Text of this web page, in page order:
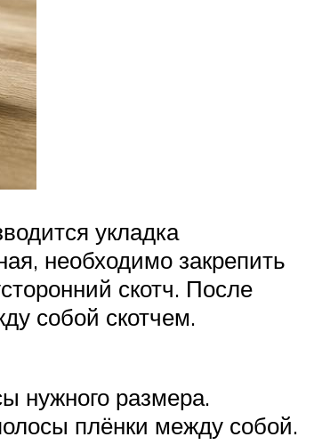
укладка
необходимо закрепить
скотч. После
собой скотчем.
нужного размера.
плёнки между собой.